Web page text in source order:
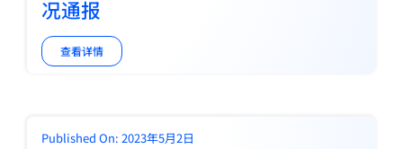
况通报
查看详情
Published On: 2023年5月2日